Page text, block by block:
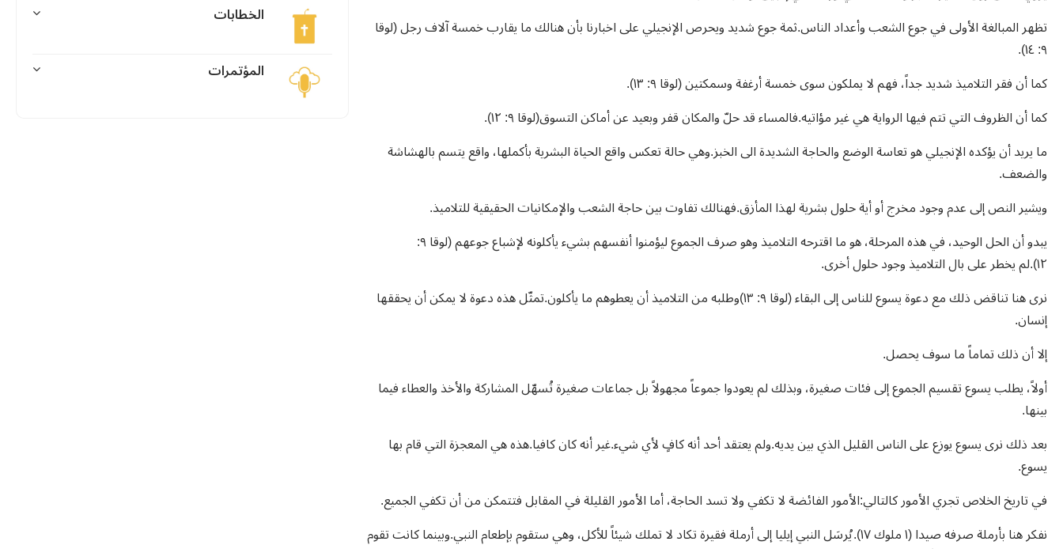
تظهر المبالغة الأولى في جوع الشعب وأعداد الناس.ثمة جوع شديد ويحرص الإنجيلي على اخبارنا بأن هنالك ما يقارب خمسة آلاف رجل (لوقا
٩: ١٤).
كما أن فقر التلاميذ شديد جداً، فهم لا يملكون سوى خمسة أرغفة وسمكتين (لوقا ٩: ١٣).
كما أن الظروف التي تتم فيها الرواية هي غير مؤاتيه.فالمساء قد حلّ والمكان قفر وبعيد عن أماكن التسوق(لوقا ٩: ١٢).
ما يريد أن يؤكده الإنجيلي هو تعاسة الوضع والحاجة الشديدة الى الخبز.وهي حالة تعكس واقع الحياة البشرية بأكملها، واقع يتسم بالهشاشة
والضعف.
ويشير النص إلى عدم وجود مخرج أو أية حلول بشرية لهذا المأزق.فهنالك تفاوت بين حاجة الشعب والإمكانيات الحقيقية للتلاميذ.
يبدو أن الحل الوحيد، في هذه المرحلة، هو ما اقترحه التلاميذ وهو صرف الجموع ليؤمنوا أنفسهم بشيء يأكلونه لإشباع جوعهم (لوقا ٩:
١٢).لم يخطر على بال التلاميذ وجود حلول أخرى.
نرى هنا تناقض ذلك مع دعوة يسوع للناس إلى البقاء (لوقا ٩: ١٣)وطلبه من التلاميذ أن يعطوهم ما يأكلون.تمثّل هذه دعوة لا يمكن أن يحققها
إنسان.
إلا أن ذلك تماماً ما سوف يحصل.
أولاً، يطلب يسوع تقسيم الجموع إلى فئات صغيرة، وبذلك لم يعودوا جموعاً مجهولاً بل جماعات صغيرة تُسهّل المشاركة والأخذ والعطاء فيما
بينها.
بعد ذلك نرى يسوع يوزع على الناس القليل الذي بين يديه.ولم يعتقد أحد أنه كافٍ لأي شيء.غير أنه كان كافيا.هذه هي المعجزة التي قام بها
يسوع.
في تاريخ الخلاص تجري الأمور كالتالي:الأمور الفائضة لا تكفي ولا تسد الحاجة، أما الأمور القليلة في المقابل فتتمكن من أن تكفي الجميع.
نفكر هنا بأرملة صرفه صيدا (١ ملوك ١٧). يُرسَل النبي إيليا إلى أرملة فقيرة تكاد لا تملك شيئاً للأكل، وهي ستقوم بإطعام النبي.وبينما كانت تقوم
الخطابات
المؤتمرات